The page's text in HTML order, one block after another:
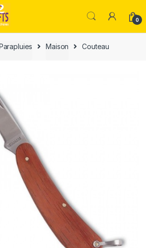
0
Maison Couteau